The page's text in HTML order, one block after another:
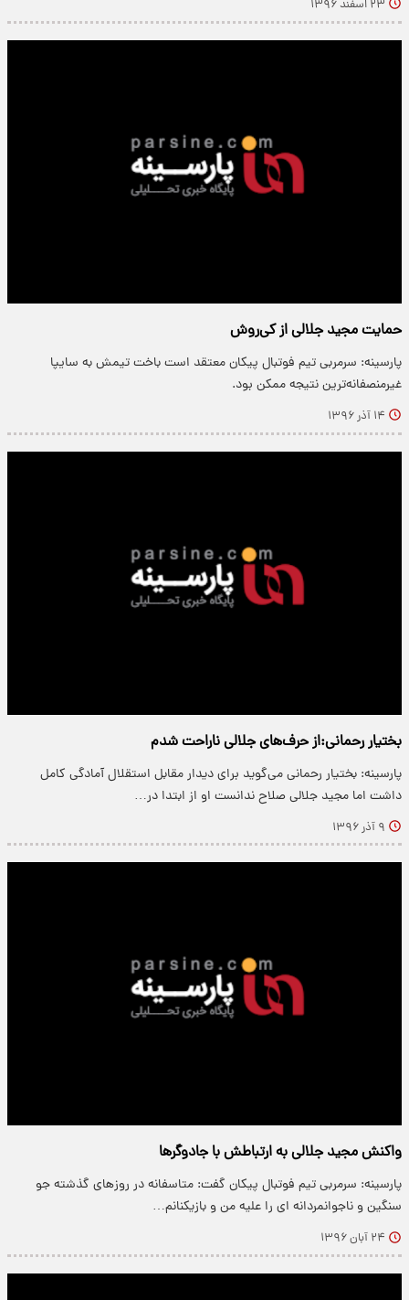
۲۳ اسفند ۱۳۹۶
حمایت مجید جلالی از کی‌روش
پارسینه: سرمربی تیم فوتبال پیکان معتقد است باخت تیمش به سایپا
غیرمنصفانه‌ترین نتیجه ممکن بود.
۱۴ آذر ۱۳۹۶
بختیار رحمانی:از حرف‌های جلالی ناراحت شدم
پارسینه: بختیار رحمانی می‌گوید برای دیدار مقابل استقلال آمادگی کامل
داشت اما مجید جلالی صلاح ندانست او از ابتدا در…
۹ آذر ۱۳۹۶
واکنش مجید جلالی به ارتباطش با جادوگرها
پارسینه: سرمربی تیم فوتبال پیکان گفت: متاسفانه در روزهای گذشته جو
سنگین و ناجوانمردانه ای را علیه من و بازیکنانم…
۲۴ آبان ۱۳۹۶